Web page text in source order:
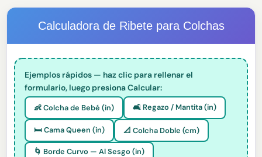
Calculadora de Ribete para Colchas
Ejemplos rápidos — haz clic para rellenar el
formulario, luego presiona Calcular:
👶 Colcha de Bebé (in) 🛋️ Regazo / Mantita (in)
🛏️ Cama Queen (in) 📐 Colcha Doble (cm)
🌀 Borde Curvo — Al Sesgo (in)